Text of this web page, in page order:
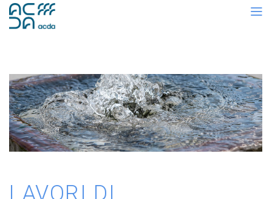
LAVORI DI